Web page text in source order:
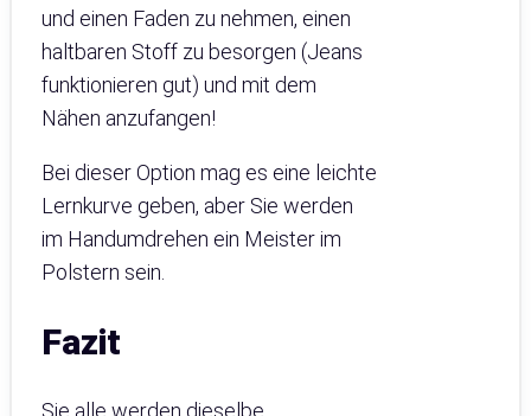
und einen Faden zu nehmen, einen
haltbaren Stoff zu besorgen (Jeans
funktionieren gut) und mit dem
Nähen anzufangen!
Bei dieser Option mag es eine leichte
Lernkurve geben, aber Sie werden
im Handumdrehen ein Meister im
Polstern sein.
Fazit
Sie alle werden dieselbe